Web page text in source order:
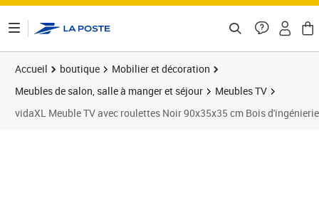
Accueil boutique
Mobilier et décoration
Meubles de salon, salle à manger et séjour
Meubles TV
vidaXL Meuble TV avec roulettes Noir 90x35x35 cm Bois d'ingénierie